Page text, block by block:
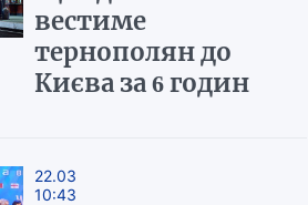
вестиме
тернополян до
Києва за 6 годин
22.03
10:43